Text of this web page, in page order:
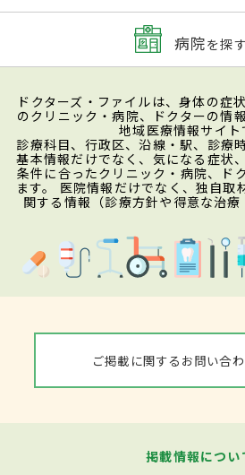
病院を探す
ドクターズ・ファイルは、身体の症
のクリニック・病院、ドクターの情
地域医療情報サイト
診療科目、行政区、沿線・駅、診療
基本情報だけでなく、気になる症状
条件に合ったクリニック・病院、ド
ます。 医院情報だけでなく、独自取
関する情報（診療方針や得意な治療
ご掲載に関するお問い合
掲載情報につい